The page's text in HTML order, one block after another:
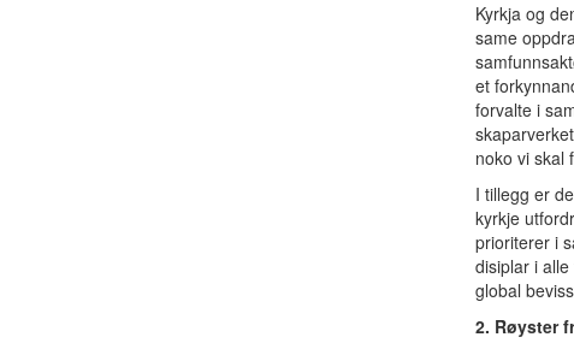
Kyrkja og
same
et
forvalte i
noko vi skal
I tillegg er
kyrkje
prioriterer i
disiplar i
global
2. Røyster